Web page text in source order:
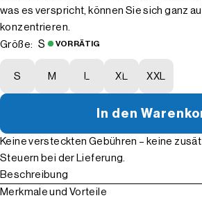
was es verspricht, können Sie sich ganz
konzentrieren.
Größe:
S VORRÄTIG
S M L XL XXL
In den
Keine versteckten Gebühren – keine
Steuern bei der Lieferung.
Beschreibung
Merkmale und Vorteile